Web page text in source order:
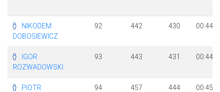
NIKODEM
DOBOSIEWICZ
92 442 430
IGOR
ROZWADOWSKI
93 443 431
PIOTR
94 457 444